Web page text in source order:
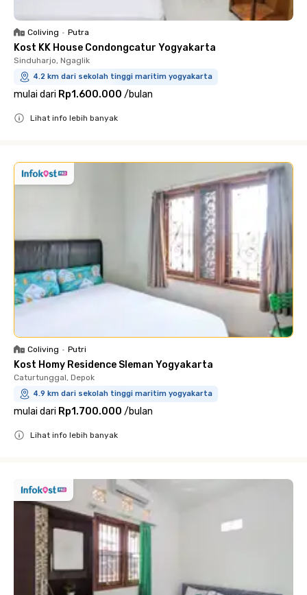
Coliving • Putra
Kost KK House Condongcatur Yogyakarta
Sinduharjo, Ngaglik
4.2 km dari sekolah tinggi maritim yogyakarta
mulai dari Rp1.600.000 /bulan
Lihat info lebih banyak
Coliving • Putri
Kost Homy Residence Sleman Yogyakarta
Caturtunggal, Depok
4.9 km dari sekolah tinggi maritim yogyakarta
mulai dari Rp1.700.000 /bulan
Lihat info lebih banyak